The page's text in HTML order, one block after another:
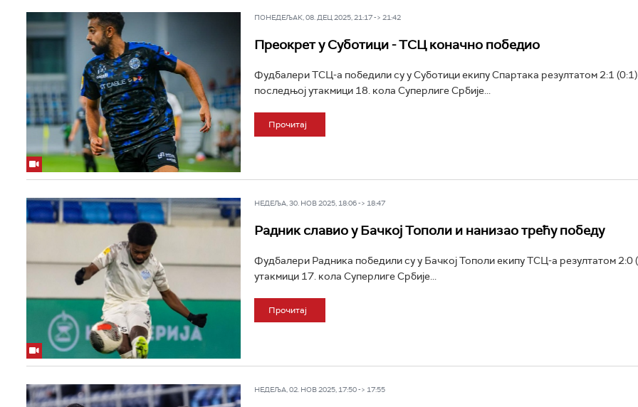
ПОНЕДЕЉАК, 08. ДЕЦ 2025, 21:17 -> 21:42
Преокрет у Суботици - ТСЦ коначно победио
Фудбалери ТСЦ-а победили су у Суботици екипу Спартака резултатом 2:1 (0:1)
последњој утакмици 18. кола Суперлиге Србије...
Прочитај
НЕДЕЉА, 30. НОВ 2025, 18:06 -> 18:47
Радник славио у Бачкој Тополи и нанизао трећу победу
Фудбалери Радника победили су у Бачкој Тополи екипу ТСЦ-а резултатом 2:0
утакмици 17. кола Суперлиге Србије...
Прочитај
НЕДЕЉА, 02. НОВ 2025, 17:50 -> 17:55